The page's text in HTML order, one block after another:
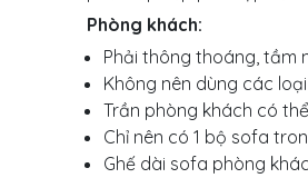
Phòng khách:
Phải thông thoáng, tầm
Không nên dùng các
Trần phòng khách có
Chỉ nên có 1 bộ sofa
Ghế dài sofa phòng